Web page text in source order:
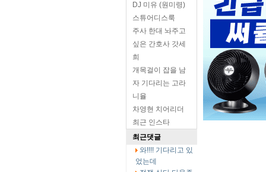
DJ 미유 (원미령)
스튜어디스룩
주사 한대 놔주고
싶은 간호사 갓세
희
개목걸이 잡을 남
자 기다리는 고라
니율
차영현 치어리더
최근 인스타
최근댓글
와!!!! 기다리고 있
었는데